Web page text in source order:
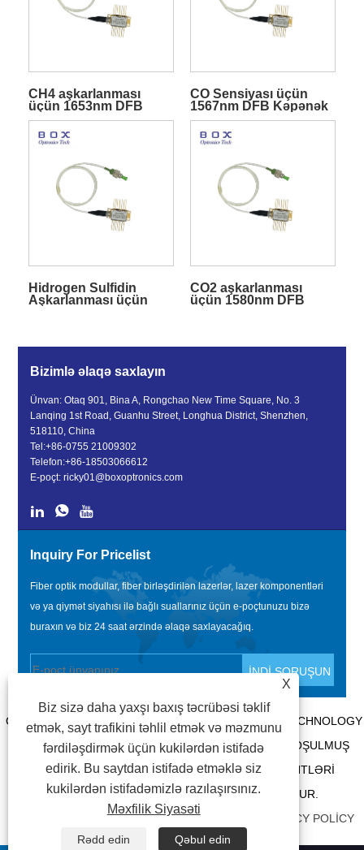
CH4 aşkarlanması
üçün 1653nm DFB
Kəpənək Lazer Diodu
CO Sensiyası üçün
1567nm DFB Kəpənək
Lazer Diodu
Hidrogen Sulfidin
Aşkarlanması üçün
CO2 aşkarlanması
üçün 1580nm DFB
Bizimlə əlaqə saxlayın
Ünvan: Otaq 901, Bina A, Rongchao New Time Square, No. 3
Lanqing 1st Road, Guanhu Street, Longhua District, Shenzhen,
518110, China
Tel:+86-0755 21009302
Telefon:+86-18503066612
E-poçt:ricky01@boxoptronics.com
Inquiry For Pricelist
Fiber optik modullar, fiber birləşdirilən lazerlər, lazer komponentləri
və ya qiymət siyahısı ilə bağlı suallarınız üçün e-poçtunuzu bizə
buraxın və biz 24 saat ərzində əlaqə saxlayacağıq.
COPYRIGHT @ 2020 SHENZHEN BOX OPTRONICS TECHNOLOGY
CO., LTD. - ÇIN FIBER OPTIK MODULLAR, FIBER QOŞULMUŞ
LAZERLƏR İSTEHSALÇILARI, LAZER KOMPONENTLƏRI
TƏCHIZATÇILARI BÜTÜN HÜQUQLAR QORUNUR.
|SITEMAP|RSS| PRIVACY POLICY
X
Biz sizə daha yaxşı baxış təcrübəsi təklif
etmək, sayt trafikini təhlil etmək və məzmunu
fərdiləşdirmək üçün kukilərdən istifadə
edirik. Bu saytdan istifadə etməklə siz
kukilərdən istifadəmizlə razılaşırsınız.
Məxfilik Siyasəti
Rədd edin Qəbul edin